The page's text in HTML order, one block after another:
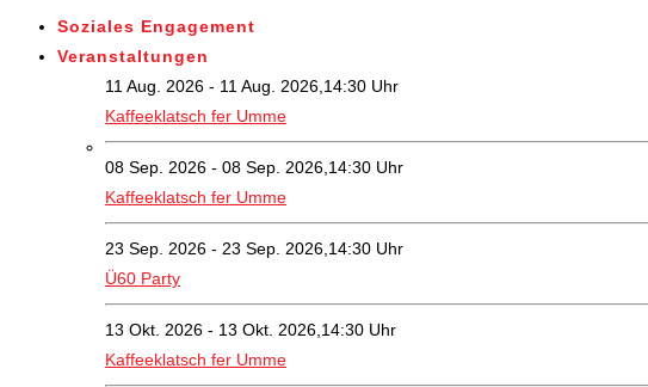
Soziales Engagement
Veranstaltungen
11 Aug. 2026 - 11 Aug. 2026,14:30 Uhr
Kaffeeklatsch fer Umme
08 Sep. 2026 - 08 Sep. 2026,14:30 Uhr
Kaffeeklatsch fer Umme
23 Sep. 2026 - 23 Sep. 2026,14:30 Uhr
Ü60 Party
13 Okt. 2026 - 13 Okt. 2026,14:30 Uhr
Kaffeeklatsch fer Umme